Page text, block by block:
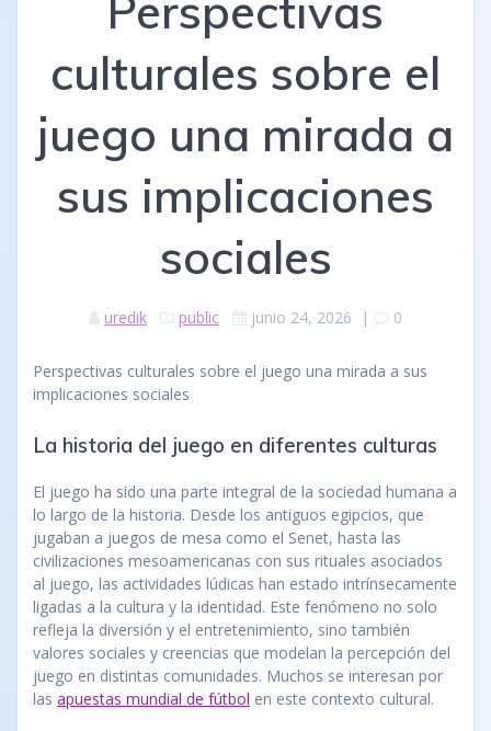
culturales sobre el
juego una mirada a
sus implicaciones
sociales
uredik public junio 24, 2026 | 0
Perspectivas culturales sobre el juego una mirada a sus
implicaciones sociales
La historia del juego en diferentes culturas
El juego ha sido una parte integral de la sociedad humana a
lo largo de la historia. Desde los antiguos egipcios, que
jugaban a juegos de mesa como el Senet, hasta las
civilizaciones mesoamericanas con sus rituales asociados
al juego, las actividades lúdicas han estado intrínsecamente
ligadas a la cultura y la identidad. Este fenómeno no solo
refleja la diversión y el entretenimiento, sino también
valores sociales y creencias que modelan la percepción del
juego en distintas comunidades. Muchos se interesan por
las apuestas mundial de fútbol en este contexto cultural.